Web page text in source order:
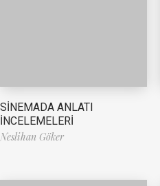
SİNEMADA ANLATI
İNCELEMELERİ
Neslihan Göker